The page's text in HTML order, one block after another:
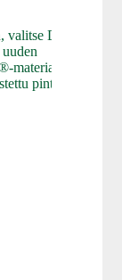
Durex
materiaali,
pinta